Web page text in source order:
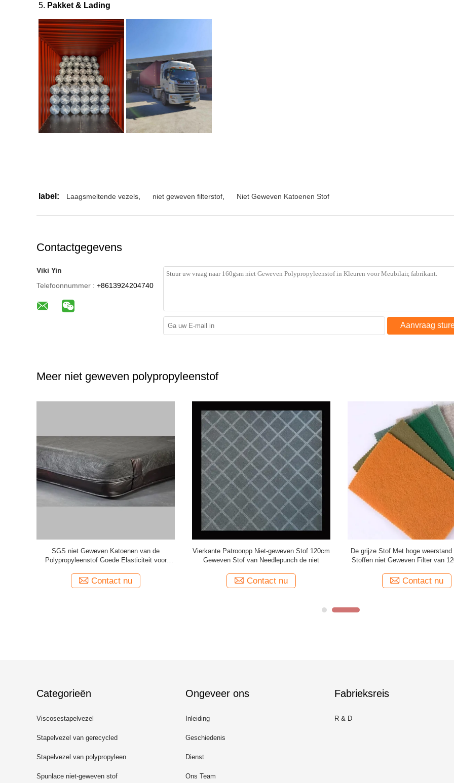
5. Pakket & Lading
label: Laagsmeltende vezels niet geweven filterstof Niet Geweven Katoenen Stof
Contactgegevens
Viki Yin
Telefoonnummer : +8613924204740
Aanvraag
Meer niet geweven polypropyleenstof
SGS niet Geweven Katoenen van de
Polypropyleenstof Goede Elasticiteit voor
Contact nu
Vierkante Patroonpp Niet-geweven Stof 120cm
Geweven Stof van Needlepunch de niet
Contact nu
De grijze Stof Met hoge
Stoffen niet Geweven Filter van
Contact nu
Categorieën
Viscosestapelvezel
Stapelvezel van gerecycled
polyester
Stapelvezel van polypropyleen
Spunlace niet-geweven stof
Ongeveer ons
Inleiding
Geschiedenis
Dienst
Ons Team
Fabrieksreis
R & D